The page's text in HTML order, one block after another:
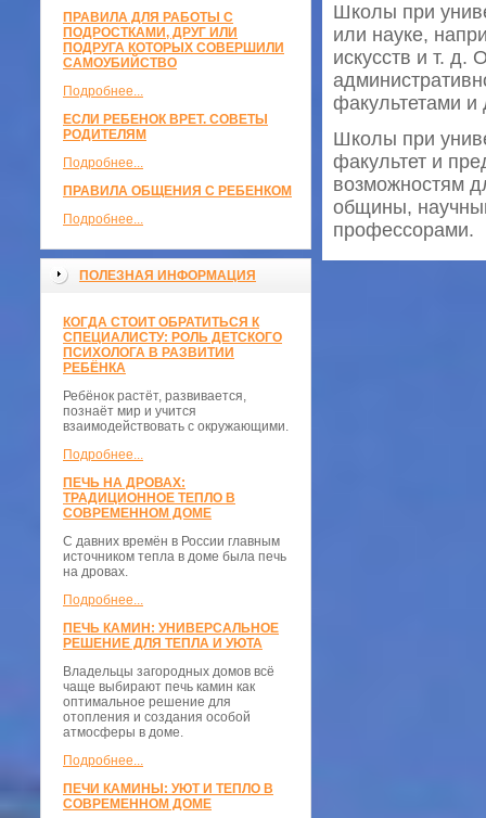
ПРАВИЛА ДЛЯ РАБОТЫ С
ПОДРОСТКАМИ, ДРУГ ИЛИ
ПОДРУГА КОТОРЫХ СОВЕРШИЛИ
САМОУБИЙСТВО
Подробнее...
ЕСЛИ РЕБЕНОК ВРЕТ. СОВЕТЫ
РОДИТЕЛЯМ
Подробнее...
ПРАВИЛА ОБЩЕНИЯ С РЕБЕНКОМ
Подробнее...
ПОЛЕЗНАЯ ИНФОРМАЦИЯ
КОГДА СТОИТ ОБРАТИТЬСЯ К
СПЕЦИАЛИСТУ: РОЛЬ ДЕТСКОГО
ПСИХОЛОГА В РАЗВИТИИ
РЕБЁНКА
Ребёнок растёт, развивается,
познаёт мир и учится
взаимодействовать с окружающими.
Подробнее...
ПЕЧЬ НА ДРОВАХ:
ТРАДИЦИОННОЕ ТЕПЛО В
СОВРЕМЕННОМ ДОМЕ
С давних времён в России главным
источником тепла в доме была печь
на дровах.
Подробнее...
ПЕЧЬ КАМИН: УНИВЕРСАЛЬНОЕ
РЕШЕНИЕ ДЛЯ ТЕПЛА И УЮТА
Владельцы загородных домов всё
чаще выбирают печь камин как
оптимальное решение для
отопления и создания особой
атмосферы в доме.
Подробнее...
ПЕЧИ КАМИНЫ: УЮТ И ТЕПЛО В
СОВРЕМЕННОМ ДОМЕ
Школы при
или науке,
искусств и т. д.
факультетами и
Школы при
факультет и
возможностям
общины,
профессорами.